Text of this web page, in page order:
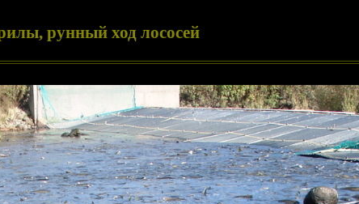
рунный ход лососей